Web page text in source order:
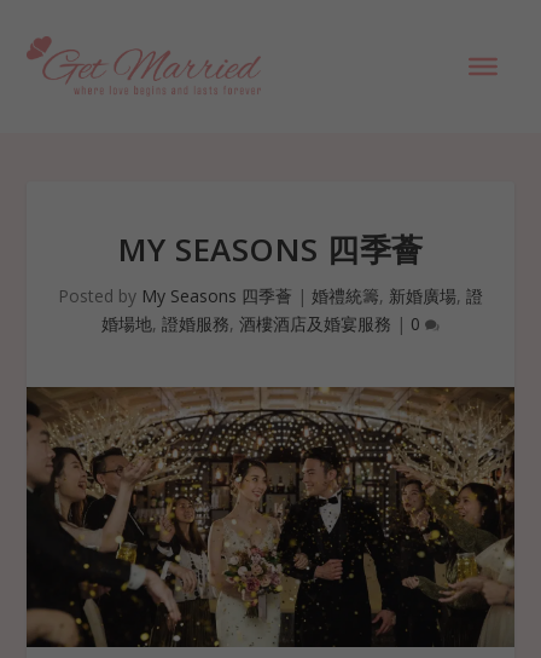
MY SEASONS 四季薈
Posted by My Seasons 四季薈 | 婚禮統籌, 新婚廣場, 證
婚場地, 證婚服務, 酒樓酒店及婚宴服務 | 0